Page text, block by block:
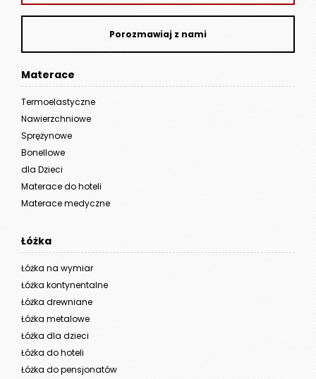
Porozmawiaj z nami
Materace
Termoelastyczne
Nawierzchniowe
Sprężynowe
Bonellowe
dla Dzieci
Materace do hoteli
Materace medyczne
Łóżka
Łóżka na wymiar
Łóżka kontynentalne
Łóżka drewniane
Łóżka metalowe
Łóżka dla dzieci
Łóżka do hoteli
Łóżka do pensjonatów